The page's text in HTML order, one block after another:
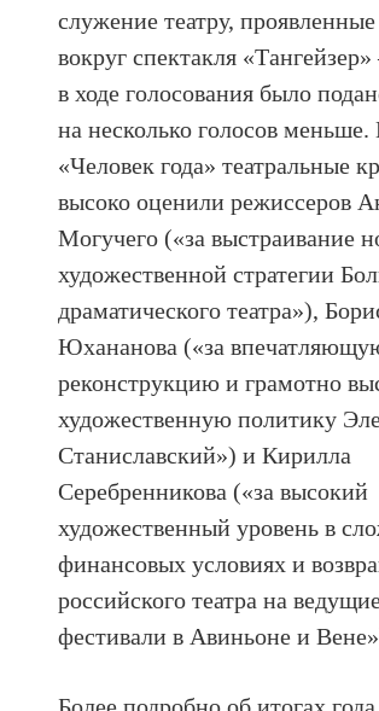
служение театру,
вокруг спектакля
в ходе голосования было
на несколько голосов
«Человек года» театральные
высоко оценили режиссеров
Могучего («за выстраивание
художественной стратегии
драматического театра»),
Юхананова («за
реконструкцию и грамотно
художественную политику
Станиславский») и Кирилла
Серебренникова («за высокий
художественный уровень в
финансовых условиях и
российского театра на
фестивали в Авиньоне и